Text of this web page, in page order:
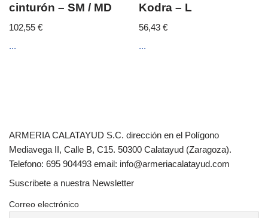
cinturón – SM / MD
102,55 €
...
Kodra – L
56,43€
...
ARMERIA CALATAYUD S.C. dirección en el Polígono
Mediavega II, Calle B, C15. 50300 Calatayud (Zaragoza).
Telefono: 695 904493 email: info@armeriacalatayud.com
Suscribete a nuestra Newsletter
Correo electrónico